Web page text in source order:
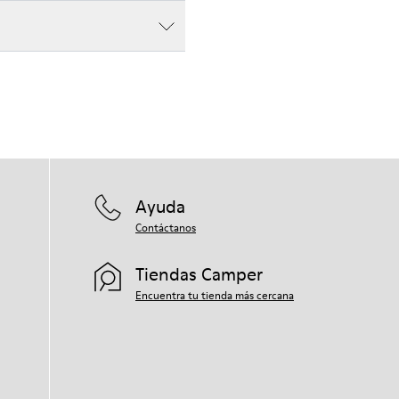
Ayuda
Contáctanos
Tiendas Camper
Encuentra tu tienda más cercana